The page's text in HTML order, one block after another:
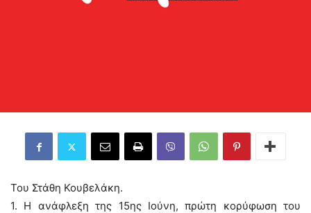
Του Στάθη Κουβελάκη.
1. Η ανάφλεξη της 15ης Ιούνη, πρώτη κορύφωση του